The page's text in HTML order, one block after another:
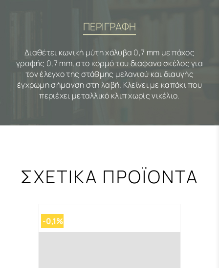
ΠΕΡΙΓΡΑΦΗ
Διαθέτει κωνική μύτη χάλυβα 0,7 mm με πάχος
γραφής 0,7 mm, στο κορμό του διάφανο σκέλος για
τον έλεγχο της στάθμης μελανιού και διαυγής
έγχρωμη σήμανση στη λαβή. Κλείνει με καπάκι που
περιέχει μεταλλικό κλιπ χωρίς νικέλιο.
ΣΧΕΤΙΚΑ ΠΡΟΪΟΝΤΑ
-0,1%